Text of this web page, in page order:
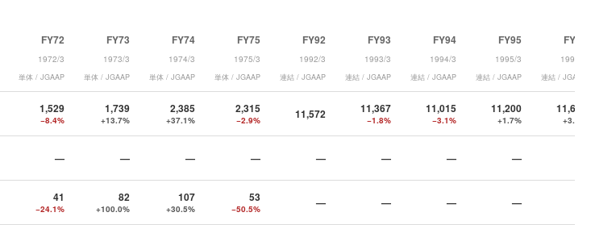
FY72
1972/3
単体 / JGAAP
FY73
1973/3
単体 / JGAAP
FY74
1974/3
単体 / JGAAP
FY75
1975/3
単体 / JGAAP
FY92
1992/3
連結 / JGAAP
FY93
1993/3
連結 / JGAAP
FY94
1994/3
連結 / JGAAP
FY95
1995/3
連結 / JGAAP
FY96
1996/3
連結 / JGAAP
1,529
−8.4%
1,739
+13.7%
2,385
+37.1%
2,315
−2.9% 11,572 11,367
−1.8%
11,015
−3.1%
11,200
+1.7%
11,607
+3.6%
— — — — — — — —
41
−24.1%
82
+100.0%
107
+30.5%
53
−50.5% — — — —